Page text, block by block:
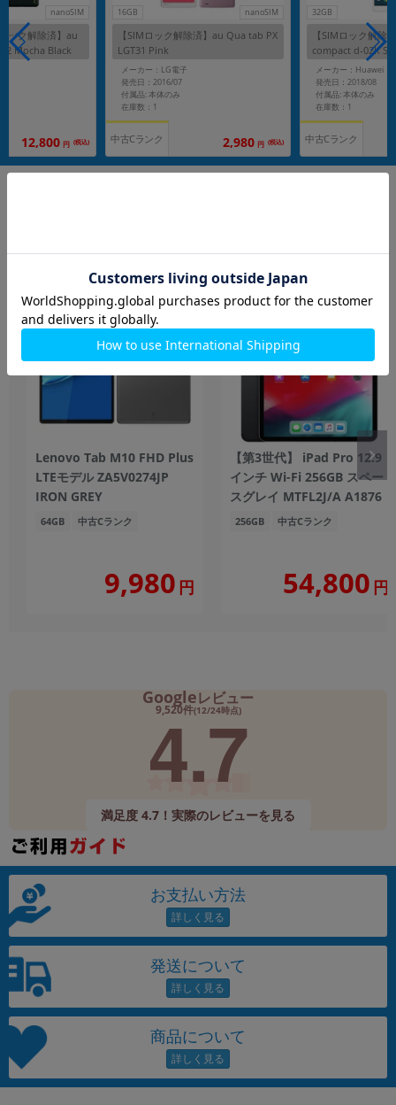
nanoSIM
ック解除済】au
Mocha Black
12,800 円 (税込)
16GB nanoSIM
【SIMロック解除済】au Qua tab PX
LGT31 Pink
メーカー：LG電子
発売日：2016/07
付属品: 本体のみ
在庫数：1
中古Cランク 2,980 円 (税込)
32GB
【SIMロック解
compact d-02K
メーカー：Huawei
発売日：2018/08
付属品: 本体のみ
在庫数：1
中古Cランク
Lenovo Tab M10 FHD Plus
LTEモデル ZA5V0274JP
IRON GREY
64GB 中古Cランク
9,980 円
【第3世代】 iPad Pro 12.9
インチ Wi-Fi 256GB スペー
スグレイ MTFL2J/A A1876
256GB 中古Cランク
54,800 円
Googleレビュー
9,520件(12/24時点)
4.7
満足度 4.7！実際のレビューを見る
お支払い方法
発送について
商品について